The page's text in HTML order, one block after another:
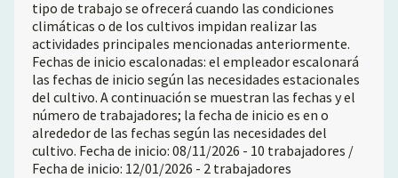
tipo de trabajo se ofrecerá cuando las condiciones
climáticas o de los cultivos impidan realizar las
actividades principales mencionadas anteriormente.
Fechas de inicio escalonadas: el empleador escalonará
las fechas de inicio según las necesidades estacionales
del cultivo. A continuación se muestran las fechas y el
número de trabajadores; la fecha de inicio es en o
alrededor de las fechas según las necesidades del
cultivo. Fecha de inicio: 08/11/2026 - 10 trabajadores /
Fecha de inicio: 12/01/2026 - 2 trabajadores